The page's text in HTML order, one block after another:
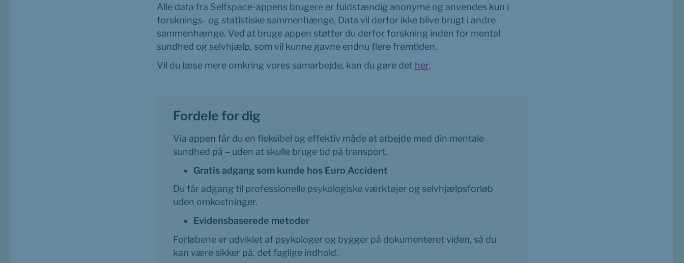
Alle data fra Selfspace-appens brugere er fuldstændig anonyme og anvendes kun i
forsknings- og statistiske sammenhænge. Data vil derfor ikke blive brugt i andre
sammenhænge. Ved at bruge appen støtter du derfor forskning inden for mental
sundhed og selvhjælp, som vil kunne gavne endnu flere fremtiden.
Vil du læse mere omkring vores samarbejde, kan du gøre det her.
Fordele for dig
Via appen får du en fleksibel og effektiv måde at arbejde med din mentale
sundhed på – uden at skulle bruge tid på transport.
Gratis adgang som kunde hos Euro Accident
Du får adgang til professionelle psykologiske værktøjer og selvhjælpsforløb
uden omkostninger.
Evidensbaserede metoder
Forløbene er udviklet af psykologer og bygger på dokumenteret viden, så du
kan være sikker på, det faglige indhold.